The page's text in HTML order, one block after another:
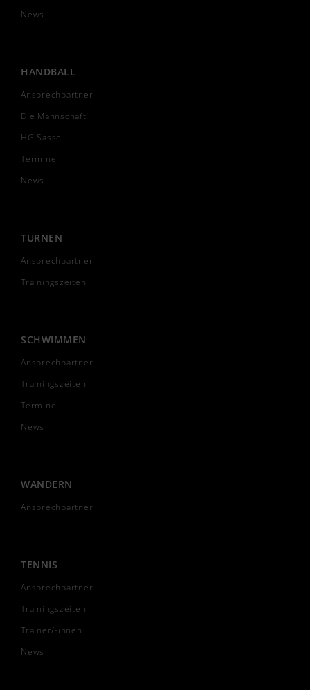
News
HANDBALL
Ansprechpartner
Die Mannschaft
HG Sasse
Termine
News
TURNEN
Ansprechpartner
Trainingszeiten
SCHWIMMEN
Ansprechpartner
Trainingszeiten
Termine
News
WANDERN
Ansprechpartner
TENNIS
Ansprechpartner
Trainingszeiten
Trainer/-innen
News